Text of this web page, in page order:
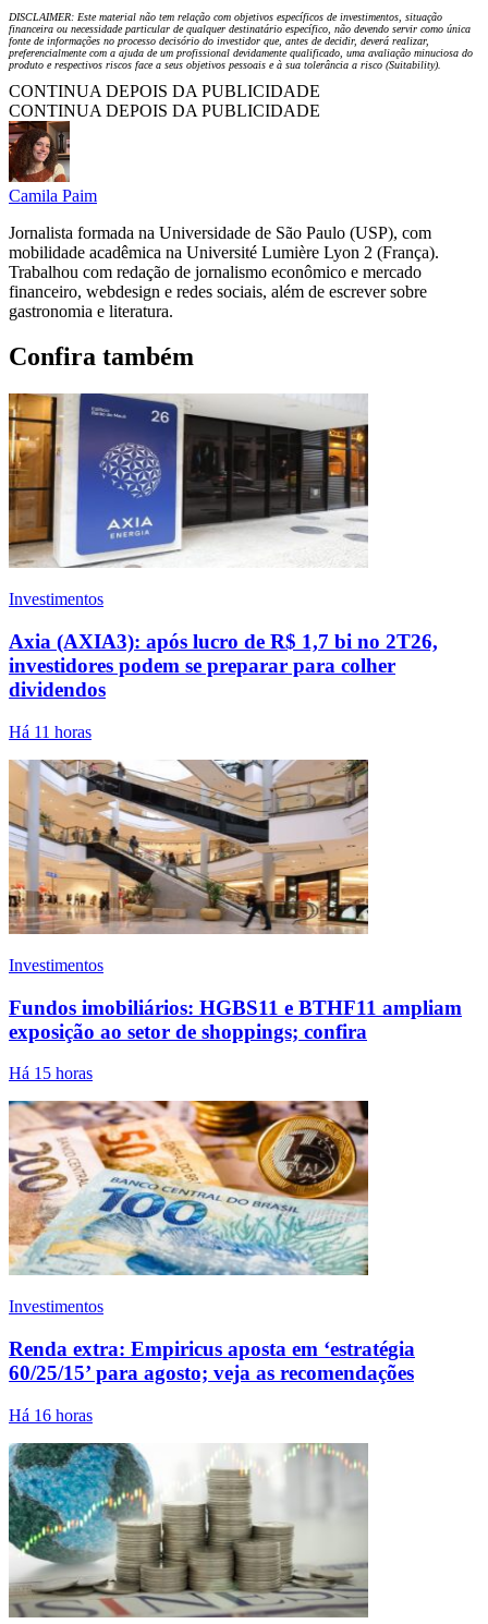
DISCLAIMER: Este material não tem relação com objetivos específicos de investimentos, situação
financeira ou necessidade particular de qualquer destinatário específico, não devendo servir como única
fonte de informações no processo decisório do investidor que, antes de decidir, deverá realizar,
preferencialmente com a ajuda de um profissional devidamente qualificado, uma avaliação minuciosa do
produto e respectivos riscos face a seus objetivos pessoais e à sua tolerância a risco (Suitability).
CONTINUA DEPOIS DA PUBLICIDADE
CONTINUA DEPOIS DA PUBLICIDADE
Camila Paim
Jornalista formada na Universidade de São Paulo (USP), com
mobilidade acadêmica na Université Lumière Lyon 2 (França).
Trabalhou com redação de jornalismo econômico e mercado
financeiro, webdesign e redes sociais, além de escrever sobre
gastronomia e literatura.
Confira também
Investimentos
Axia (AXIA3): após lucro de R$ 1,7 bi no 2T26,
investidores podem se preparar para colher
dividendos
Há 11 horas
Investimentos
Fundos imobiliários: HGBS11 e BTHF11 ampliam
exposição ao setor de shoppings; confira
Há 15 horas
Investimentos
Renda extra: Empiricus aposta em ‘estratégia
60/25/15’ para agosto; veja as recomendações
Há 16 horas